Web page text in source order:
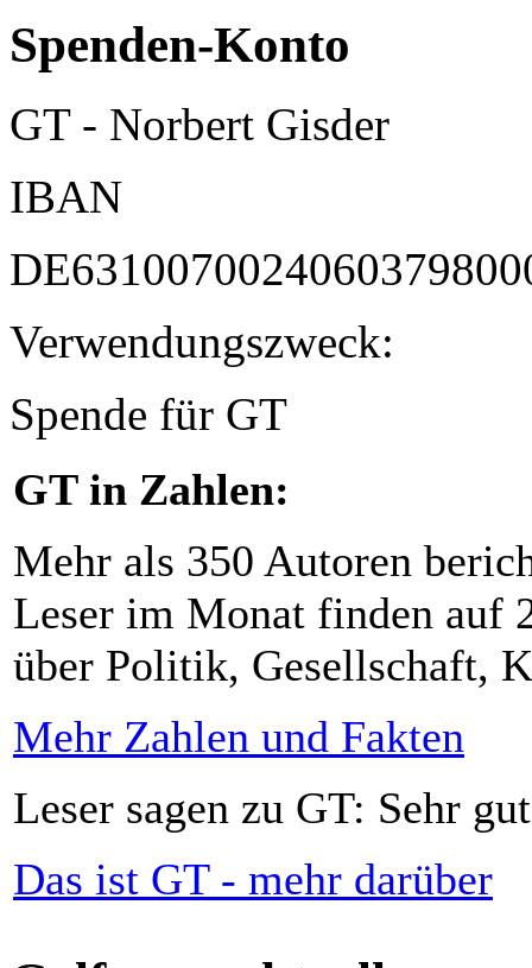
Spenden-Konto
GT - Norbert Gisder
IBAN
Verwendungszweck:
Spende für GT
GT in Zahlen:
Mehr als 350 Autoren
Leser im Monat finden auf
über Politik, Gesellschaft,
Mehr Zahlen und Fakten
Leser sagen zu GT: Sehr
Das ist GT - mehr darüber